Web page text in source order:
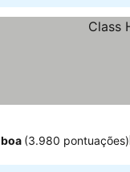
(3.980 pontuações)